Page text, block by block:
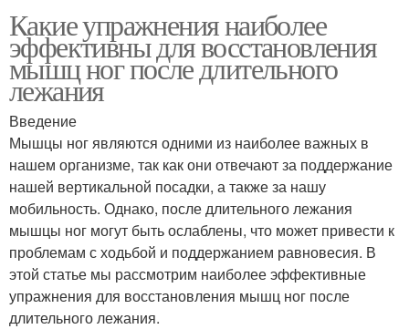
Какие упражнения наиболее
эффективны для восстановления
мышц ног после длительного
лежания
Введение
Мышцы ног являются одними из наиболее важных в
нашем организме, так как они отвечают за поддержание
нашей вертикальной посадки, а также за нашу
мобильность. Однако, после длительного лежания
мышцы ног могут быть ослаблены, что может привести к
проблемам с ходьбой и поддержанием равновесия. В
этой статье мы рассмотрим наиболее эффективные
упражнения для восстановления мышц ног после
длительного лежания.